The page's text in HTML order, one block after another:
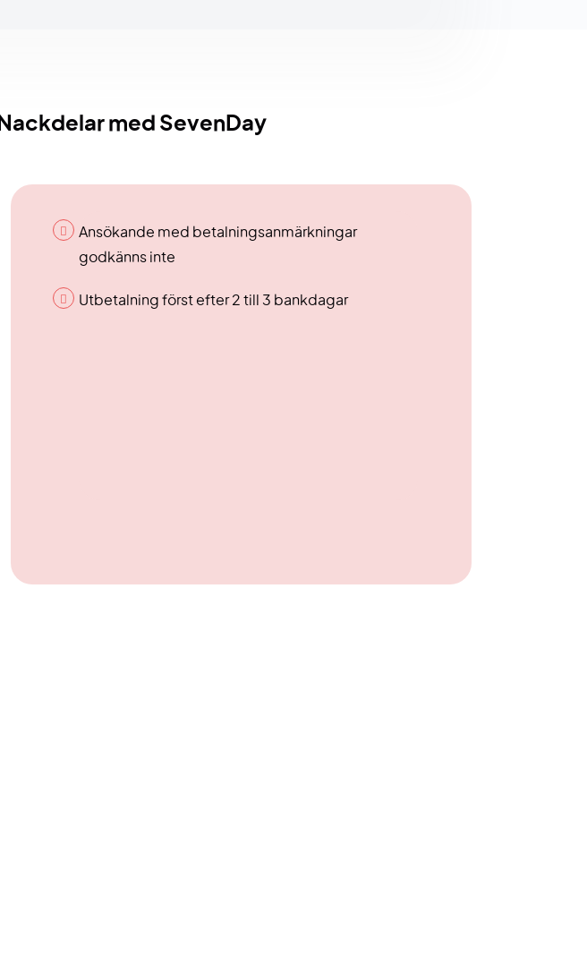
Nackdelar med SevenDay
Ansökande med betalningsanmärkningar
godkänns inte
Utbetalning först efter 2 till 3 bankdagar